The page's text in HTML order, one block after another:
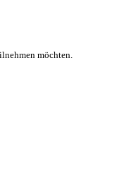
möchten.